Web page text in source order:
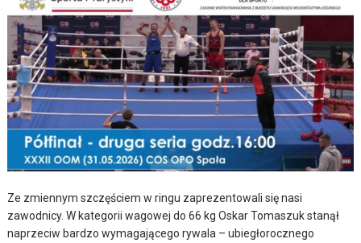
Ze zmiennym szczęściem w ringu zaprezentowali się nasi
zawodnicy. W kategorii wagowej do 66 kg Oskar Tomaszuk stanął
naprzeciw bardzo wymagającego rywala – ubiegłorocznego